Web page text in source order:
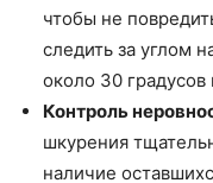
чтобы не
следить за углом
около 30 градусов
Контроль
шкурения
наличие